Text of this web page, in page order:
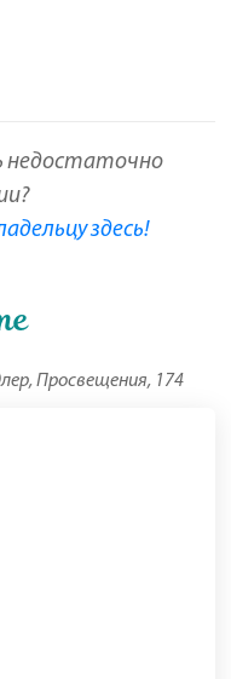
недостаточно
здесь!
Просвещения, 174